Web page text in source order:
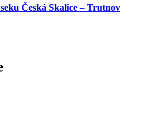
Česká Skalice – Trutnov